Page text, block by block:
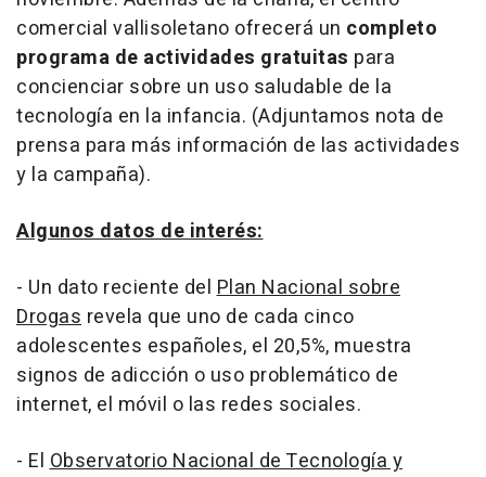
comercial vallisoletano ofrecerá un completo
programa de actividades gratuitas para
concienciar sobre un uso saludable de la
tecnología en la infancia. (Adjuntamos nota de
prensa para más información de las actividades
y la campaña).
Algunos datos de interés:
- Un dato reciente delPlan Nacional sobre
Drogas revela que uno de cada cinco
adolescentes españoles, el 20,5%, muestra
signos de adicción o uso problemático de
internet, el móvil o las redes sociales.
- ElObservatorio Nacional de Tecnología y